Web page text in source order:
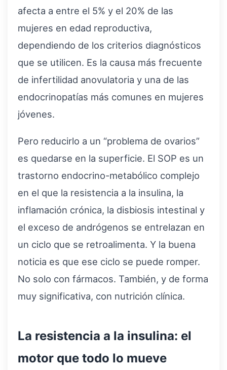
afecta a entre el 5% y el 20% de las
mujeres en edad reproductiva,
dependiendo de los criterios diagnósticos
que se utilicen. Es la causa más frecuente
de infertilidad anovulatoria y una de las
endocrinopatías más comunes en mujeres
jóvenes.
Pero reducirlo a un “problema de ovarios”
es quedarse en la superficie. El SOP es un
trastorno endocrino-metabólico complejo
en el que la resistencia a la insulina, la
inflamación crónica, la disbiosis intestinal y
el exceso de andrógenos se entrelazan en
un ciclo que se retroalimenta. Y la buena
noticia es que ese ciclo se puede romper.
No solo con fármacos. También, y de forma
muy significativa, con nutrición clínica.
La resistencia a la insulina: el
motor que todo lo mueve